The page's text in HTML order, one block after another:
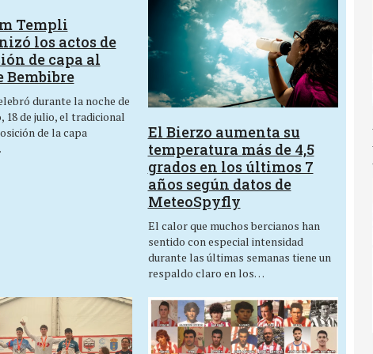
Templi
los actos de
de capa al
Bembibre
durante la noche de
18 de julio, el tradicional
de la capa
El Bierzo aumenta su
temperatura más de 4,5
grados en los últimos 7
años según datos de
MeteoSpyfly
El calor que muchos bercianos han
sentido con especial intensidad
durante las últimas semanas tiene un
respaldo claro en los…